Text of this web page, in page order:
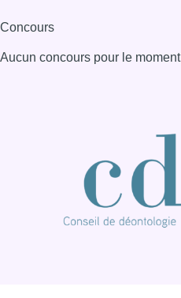
Concours
Aucun concours pour le moment